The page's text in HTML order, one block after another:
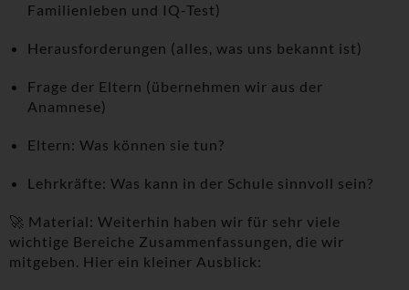
Familienleben und IQ-Test)
Herausforderungen (alles, was uns bekannt ist)
Frage der Eltern (übernehmen wir aus der
Anamnese)
Eltern: Was können sie tun?
Lehrkräfte: Was kann in der Schule sinnvoll sein?
🚀 Material: Weiterhin haben wir für sehr viele
wichtige Bereiche Zusammenfassungen, die wir
mitgeben. Hier ein kleiner Ausblick: